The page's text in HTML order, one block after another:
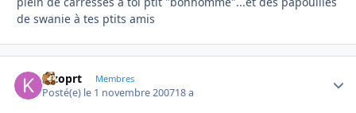
de swanie à tes ptits amis
kizoprt Membres
Posté(e) le 1 novembre 200718 a